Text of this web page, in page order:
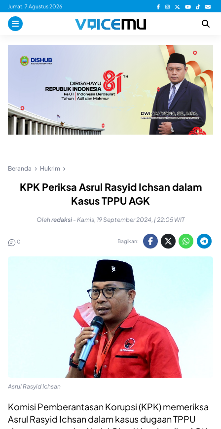
Skip
content
Jumat, 7 Agustus 2026
Beranda Hukrim
KPK Periksa Asrul Rasyid Ichsan dalam
Kasus TPPU AGK
Olehredaksi - Kamis, 19 September 2024, | 22:05 WIT
0 Bagikan:
Asrul Rasyid Ichsan
Komisi Pemberantasan Korupsi (KPK) memeriksa
Asrul Rasyid Ichsan dalam kasus dugaan TPPU